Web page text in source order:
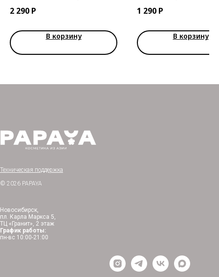
2 290 Р
В корзину
30ml
1 290 Р
В корзину
Техническая поддержка
© 2026 PAPAYA
Новосибирск,
пл. Карла Маркса 5,
ТЦ «Гранит», 2 этаж
График работы:
пн-вс 10:00-21:00